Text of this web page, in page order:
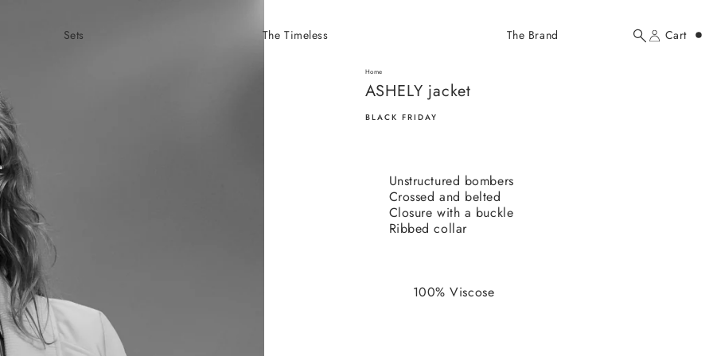
Sets The Timeless The Brand
Search
Account
Cart
Home
ASHELY jacket
BLACK FRIDAY
Unstructured bombers
Crossed and belted
Closure with a buckle
Ribbed collar
100% Viscose
$186.00 USD